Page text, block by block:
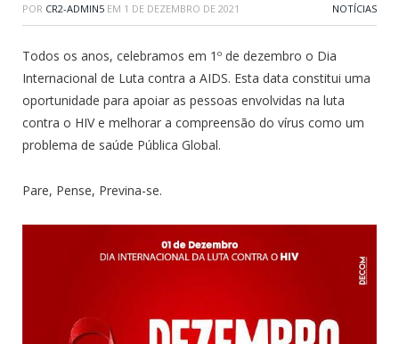
POR CR2-ADMIN5 EM 1 DE DEZEMBRO DE 2021 NOTÍCIAS
Todos os anos, celebramos em 1º de dezembro o Dia
Internacional de Luta contra a AIDS. Esta data constitui uma
oportunidade para apoiar as pessoas envolvidas na luta
contra o HIV e melhorar a compreensão do vírus como um
problema de saúde Pública Global.
Pare, Pense, Previna-se.